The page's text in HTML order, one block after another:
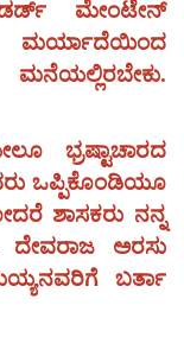
ಮೇಂಟೇನ್
ಮರ್ಯಾದೆಯಿಂದ
ಭ್ರಷ್ಟಾಚಾರದ
ಒಪ್ಪಿಕೊಂಡಿಯೂ
ಶಾಸಕರು ನನ್ನ
ದೇವರಾಜ ಅರಸು
ಬರ್ತಾ